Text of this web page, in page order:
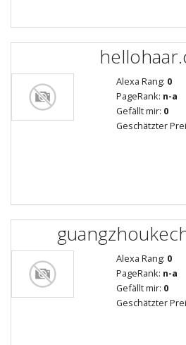
Alexa Rang: 0
PageRank: n-a
Gefällt mir: 0
Geschätzter
Alexa Rang: 0
PageRank: n-a
Gefällt mir: 0
Geschätzter